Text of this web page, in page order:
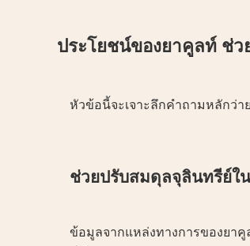
ประโยชน์ของยาคูลท์ ช่ว
หัวข้อนี้จะเจาะลึกคำถามหลักว่
ช่วยปรับสมดุลจุลินทรีย์ใ
ข้อมูลจากแหล่งทางการของยาคู